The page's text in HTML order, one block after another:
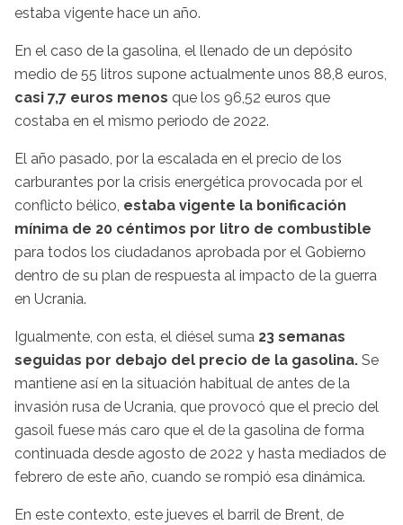
estaba vigente hace un año.
En el caso de la gasolina, el llenado de un depósito
medio de 55 litros supone actualmente unos 88,8 euros,
casi 7,7 euros menos que los 96,52 euros que
costaba en el mismo periodo de 2022.
El año pasado, por la escalada en el precio de los
carburantes por la crisis energética provocada por el
conflicto bélico, estaba vigente la bonificación
mínima de 20 céntimos por litro de combustible
para todos los ciudadanos aprobada por el Gobierno
dentro de su plan de respuesta al impacto de la guerra
en Ucrania.
Igualmente, con esta, el diésel suma 23 semanas
seguidas por debajo del precio de la gasolina. Se
mantiene así en la situación habitual de antes de la
invasión rusa de Ucrania, que provocó que el precio del
gasoil fuese más caro que el de la gasolina de forma
continuada desde agosto de 2022 y hasta mediados de
febrero de este año, cuando se rompió esa dinámica.
En este contexto, este jueves el barril de Brent, de